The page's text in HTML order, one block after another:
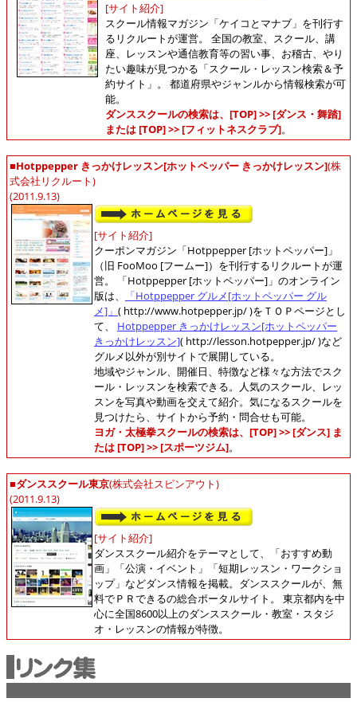
[サイト紹介]
スクール情報マガジン「ケイコとマナブ」を刊行す
るリクルートが運営。 全国の教室、スクール、講
座、レッスンや通信教育等の習い事、お稽古、やり
たい趣味が見つかる「スクール・レッスン検索＆予
約サイト」。 都道府県やジャンルから情報検索が可
能。
ダンススクールの検索は、[TOP] >> [ダンス・舞踏]
または [TOP] >> [フィットネスクラブ]。
■Hotppepper きっかけレッスン[ホットペッパー きっかけレッスン](株
式会社リクルート)
(2011.9.13)
[サイト紹介]
クーポンマガジン「Hotppepper [ホットペッパー]」
（旧 FooMoo [フームー]）を刊行するリクルートが運
営。 「Hotppepper [ホットペッパー]」のオンライン
版は、
「Hotppepper グルメ[ホットペッパー グル
メ]」 ( http://www.hotpepper.jp/ )をＴＯＰページとし
て、 Hotppepper きっかけレッスン[ホットペッパー
きっかけレッスン]( http://lesson.hotpepper.jp/ )など
グルメ以外が別サイトで展開している。
地域やジャンル、開催日、特徴など様々な方法でスク
ール・レッスンを検索できる。人気のスクール、レッ
スンを写真や動画を交えて紹介。気になるスクールを
見つけたら、サイトから予約・問合せも可能。
ヨガ・太極拳スクールの検索は、[TOP] >> [ダンス] ま
たは [TOP] >> [スポーツジム]。
■ダンススクール東京(株式会社スピンアウト)
(2011.9.13)
[サイト紹介]
ダンススクール紹介をテーマとして、「おすすめ動
画」「公演・イベント」「短期レッスン・ワークショ
ップ」などダンス情報を掲載。ダンススクールが、無
料でＰＲできるの総合ポータルサイト。 東京都内を中
心に全国8600以上のダンススクール・教室・スタジ
オ・レッスンの情報が特徴。